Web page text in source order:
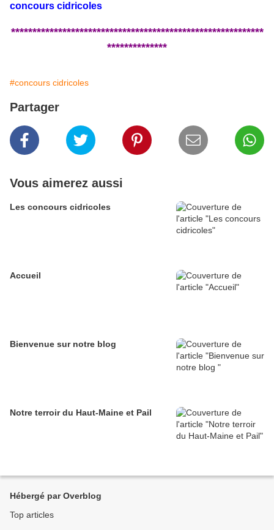
concours cidricoles
***********************************************************
**************
#concours cidricoles
Partager
Vous aimerez aussi
Les concours cidricoles
Accueil
Bienvenue sur notre blog
Notre terroir du Haut-Maine et Pail
Hébergé par Overblog
Top articles